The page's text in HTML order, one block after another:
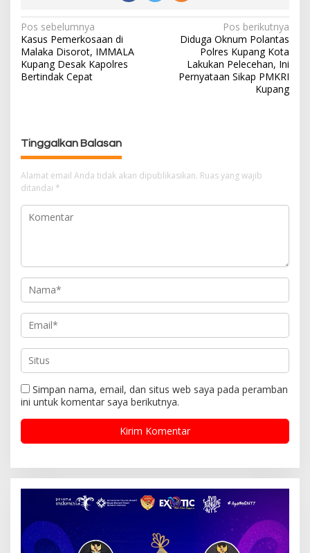
N
a
v
i
p
s
Pos sebelumnya
Kasus Pemerkosaan di
Malaka Disorot, IMMALA
Kupang Desak Kapolres
Bertindak Cepat
Pos berikutnya
Diduga Oknum Polantas
Polres Kupang Kota
Lakukan Pelecehan, Ini
Pernyataan Sikap PMKRI
Kupang
Tinggalkan Balasan
Alamat email Anda tidak akan dipublikasikan. Ruas yang wajib
ditandai *
Simpan nama, email, dan situs web saya pada peramban
ini untuk komentar saya berikutnya.